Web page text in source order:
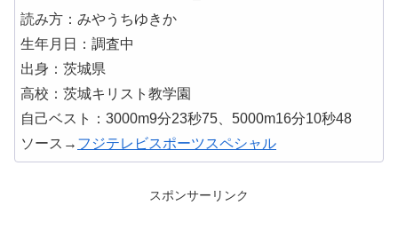
読み方：みやうちゆきか
生年月日：調査中
出身：茨城県
高校：茨城キリスト教学園
自己ベスト：3000m9分23秒75、5000m16分10秒48
ソース→ フジテレビスポーツスペシャル
スポンサーリンク